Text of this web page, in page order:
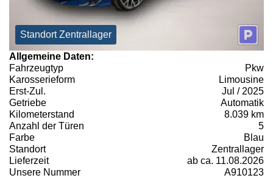
Standort Zentrallager
Allgemeine Daten:
Fahrzeugtyp
Pkw
Karosserieform
Limousine
Erst-Zul.
Jul / 2025
Getriebe
Automatik
Kilometerstand
8.039 km
Anzahl der Türen
5
Farbe
Blau
Standort
Zentrallager
Lieferzeit
ab ca. 11.08.2026
Unsere Nummer
A910123